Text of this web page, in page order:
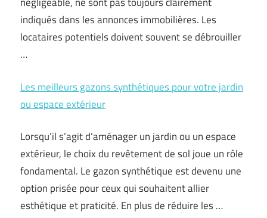
indiqués dans les annonces immobilières. Les
locataires potentiels doivent souvent se débrouiller
…
Les meilleurs gazons synthétiques pour votre jardin
ou espace extérieur
Lorsqu’il s’agit d’aménager un jardin ou un espace
extérieur, le choix du revêtement de sol joue un rôle
fondamental. Le gazon synthétique est devenu une
option prisée pour ceux qui souhaitent allier
esthétique et praticité. En plus de réduire les …